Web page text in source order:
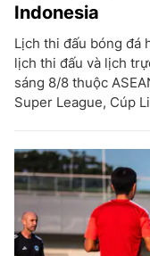
Indonesia
Lịch thi đấu bóng đá
lịch thi đấu và lịch
sáng 8/8 thuộc
Super League, Cúp